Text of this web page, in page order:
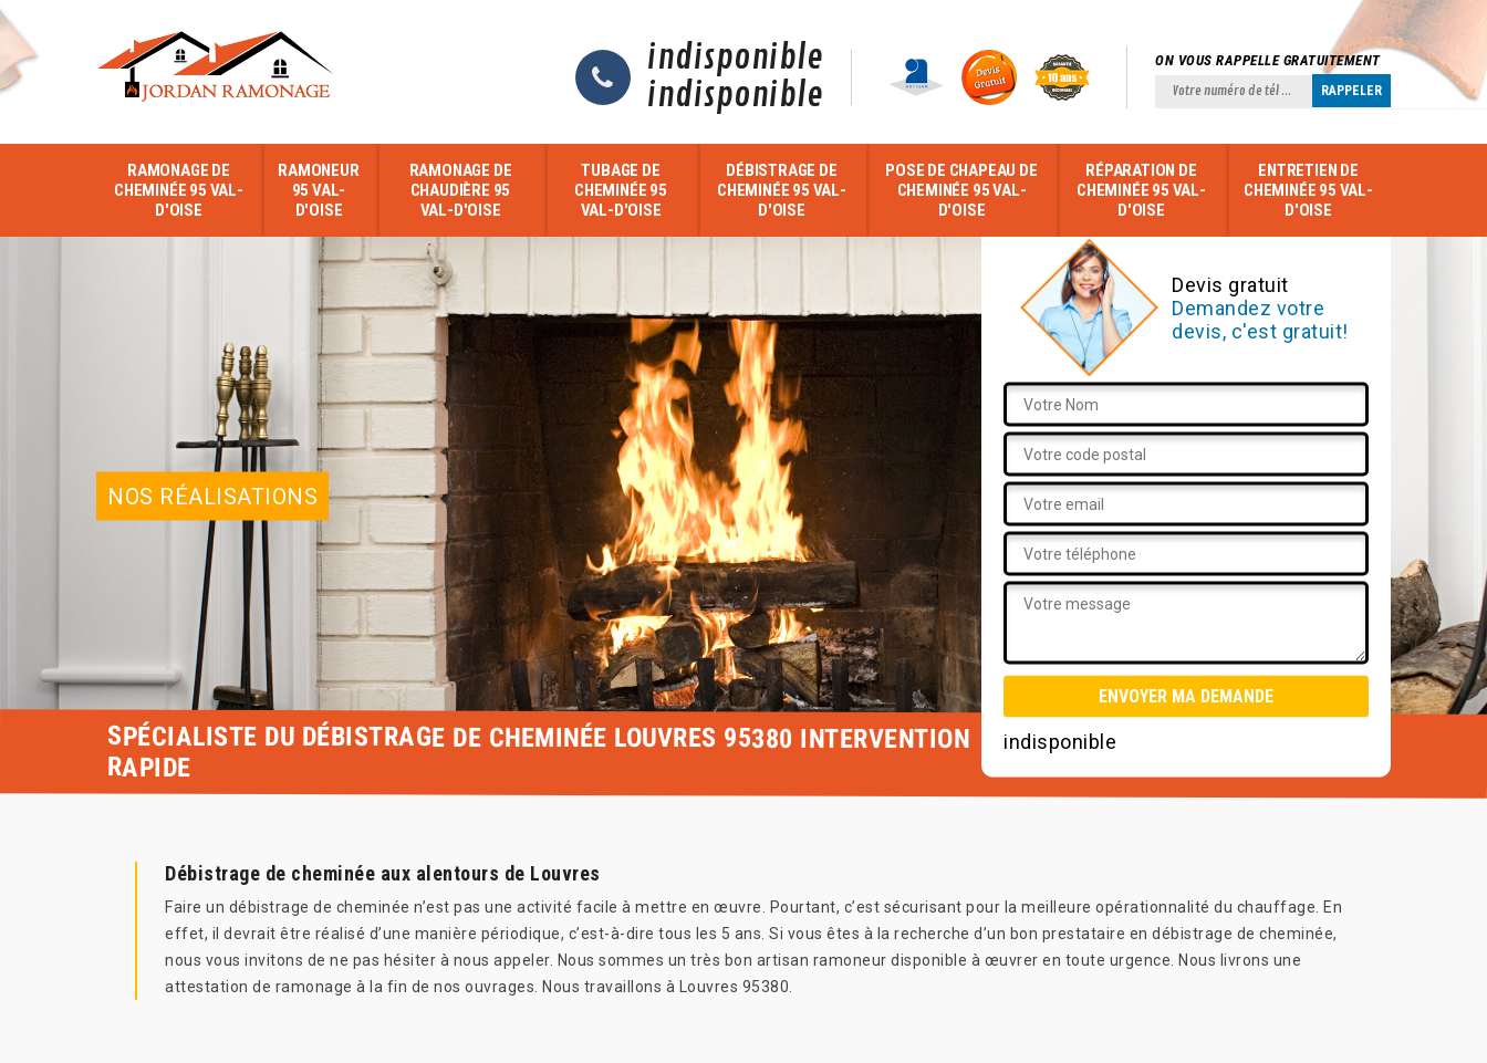
indisponible
indisponible
ON VOUS RAPPELLE GRATUITEMENT
RAMONAGE DE
CHEMINÉE 95 VAL-
D'OISE
RAMONEUR
95 VAL-
D'OISE
RAMONAGE DE
CHAUDIÈRE 95
VAL-D'OISE
TUBAGE DE
CHEMINÉE 95
VAL-D'OISE
DÉBISTRAGE DE
CHEMINÉE 95 VAL-
D'OISE
POSE DE CHAPEAU DE
CHEMINÉE 95 VAL-
D'OISE
RÉPARATION DE
CHEMINÉE 95 VAL-
D'OISE
ENTRETIEN DE
CHEMINÉE 95 VAL-
D'OISE
NOS RÉALISATIONS
Devis gratuit
Demandez votre
devis, c'est gratuit!
indisponible
SPÉCIALISTE DU DÉBISTRAGE DE CHEMINÉE LOUVRES 95380 INTERVENTION
RAPIDE
Débistrage de cheminée aux alentours de Louvres
Faire un débistrage de cheminée n’est pas une activité facile à mettre en œuvre. Pourtant, c’est sécurisant pour la meilleure opérationnalité du chauffage. En
effet, il devrait être réalisé d’une manière périodique, c’est-à-dire tous les 5 ans. Si vous êtes à la recherche d’un bon prestataire en débistrage de cheminée,
nous vous invitons de ne pas hésiter à nous appeler. Nous sommes un très bon artisan ramoneur disponible à œuvrer en toute urgence. Nous livrons une
attestation de ramonage à la fin de nos ouvrages. Nous travaillons à Louvres 95380.